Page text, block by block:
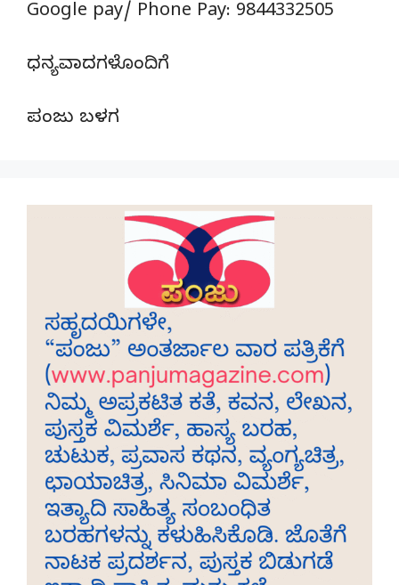
Google pay/ Phone Pay: 9844332505
ಧನ್ಯವಾದಗಳೊಂದಿಗೆ
ಪಂಜು ಬಳಗ